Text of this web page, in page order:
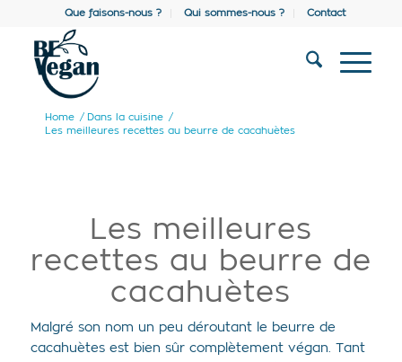
Que faisons-nous ? Qui sommes-nous ? Contact
Home / Dans la cuisine /
Les meilleures recettes au beurre de cacahuètes
Les meilleures
recettes au beurre de
cacahuètes
Malgré son nom un peu déroutant le beurre de
cacahuètes est bien sûr complètement végan. Tant